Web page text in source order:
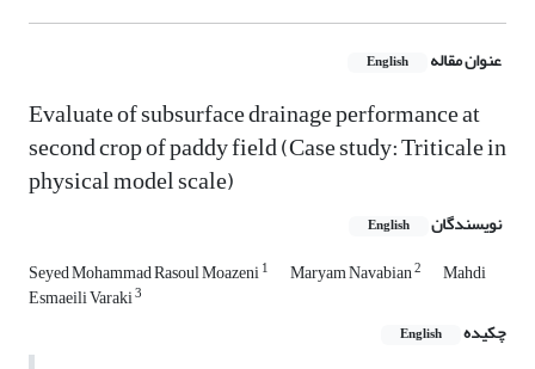
عنوان مقاله English
Evaluate of subsurface drainage performance at
second crop of paddy field (Case study: Triticale in
physical model scale)
نویسندگان English
Seyed Mohammad Rasoul Moazeni1 Maryam Navabian2 Mahdi
Esmaeili Varaki3
چکیده English